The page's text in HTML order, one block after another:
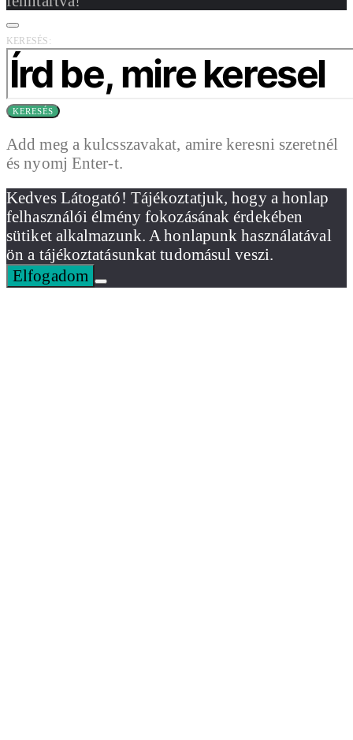
KERESÉS:
KERESÉS
Add meg a kulcsszavakat, amire keresni szeretnél
és nyomj Enter-t.
Kedves Látogató! Tájékoztatjuk, hogy a honlap
felhasználói élmény fokozásának érdekében
sütiket alkalmazunk. A honlapunk használatával
ön a tájékoztatásunkat tudomásul veszi.
Elfogadom